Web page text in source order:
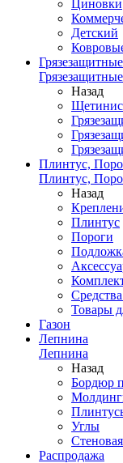
Циновки
Детский
Назад
Плинтус,
Плинтус,
Назад
Плинтус
Пороги
Товары
Газон
Лепнина
Лепнина
Назад
Бордюр
Углы
Распродажа